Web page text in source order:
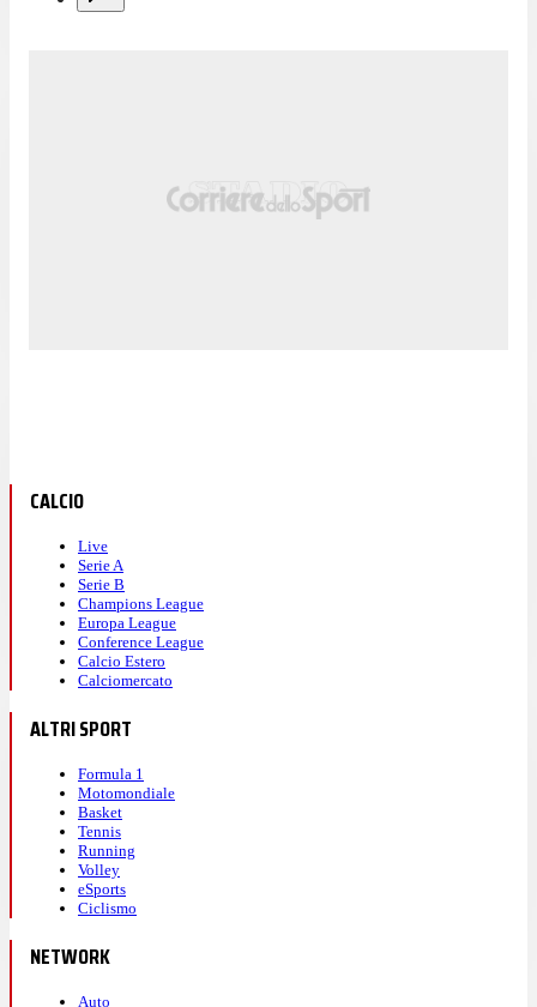
CALCIO
Live
Serie A
Serie B
Champions League
Europa League
Conference League
Calcio Estero
Calciomercato
ALTRI SPORT
Formula 1
Motomondiale
Basket
Tennis
Running
Volley
eSports
Ciclismo
NETWORK
Auto